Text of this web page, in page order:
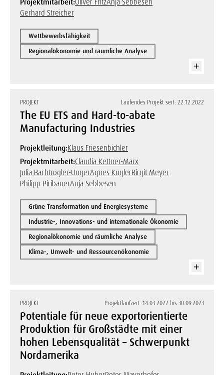
Projektmitarbeit:Oliver FritzAnja Sebbesen
Gerhard Streicher
Wettbewerbsfähigkeit
Regionalökonomie und räumliche Analyse
PROJEKT Laufendes Projekt seit: 22.12.2022
The EU ETS and Hard-to-abate
Manufacturing Industries
Projektleitung:Klaus Friesenbichler
Projektmitarbeit:Claudia Kettner-Marx
Julia Bachtrögler-UngerAgnes KüglerBirgit Meyer
Philipp PiribauerAnja Sebbesen
Grüne Transformation und Energiesysteme
Industrie-, Innovations- und internationale Ökonomie
Regionalökonomie und räumliche Analyse
Klima-, Umwelt- und Ressourcenökonomie
PROJEKT Projektlaufzeit: 14.03.2022 bis 30.09.2023
Potentiale für neue exportorientierte
Produktion für Großstädte mit einer
hohen Lebensqualität – Schwerpunkt
Nordamerika